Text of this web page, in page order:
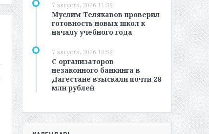
7 августа, 2026 11:38
Муслим Телякавов проверил
готовность новых школ к
началу учебного года
7 августа, 2026 10:58
С организаторов
незаконного банкинга в
Дагестане взыскали почти 28
млн рублей